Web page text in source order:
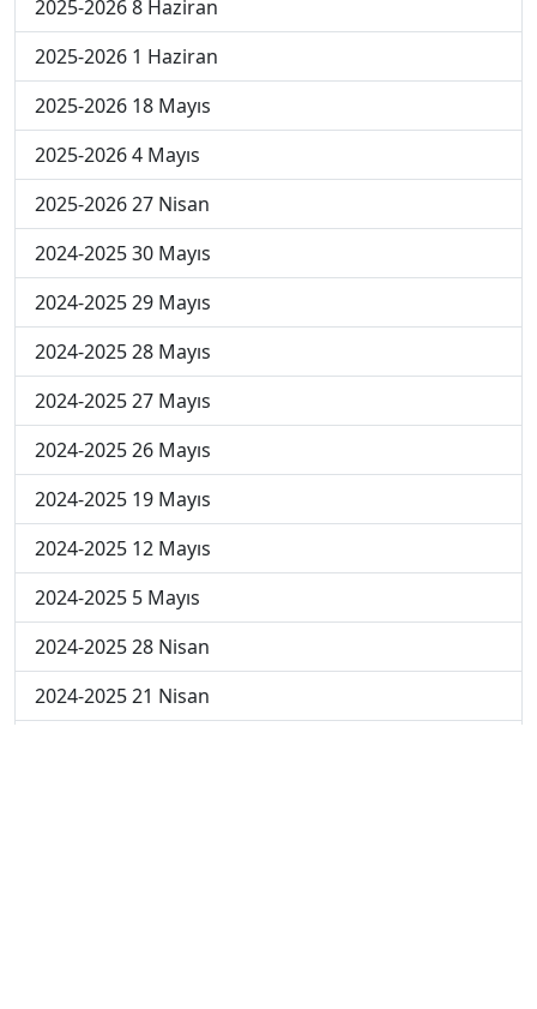
2025-2026 8 Haziran
2025-2026 1 Haziran
2025-2026 18 Mayıs
2025-2026 4 Mayıs
2025-2026 27 Nisan
2024-2025 30 Mayıs
2024-2025 29 Mayıs
2024-2025 28 Mayıs
2024-2025 27 Mayıs
2024-2025 26 Mayıs
2024-2025 19 Mayıs
2024-2025 12 Mayıs
2024-2025 5 Mayıs
2024-2025 28 Nisan
2024-2025 21 Nisan